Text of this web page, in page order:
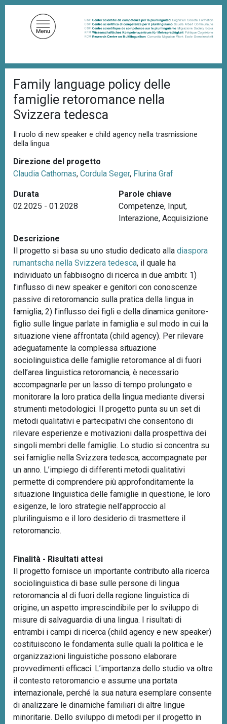
r
i
c
o
e
d
p
a
e
Family language policy delle
famiglie retoromance nella
Svizzera tedesca
Il ruolo di new speaker e child agency nella trasmissione
della lingua
Direzione del progetto
Claudia Cathomas, Cordula Seger, Flurina Graf
Durata
02.2025 - 01.2028
Parole chiave
Competenze, Input,
Interazione, Acquisizione
Descrizione
Il progetto si basa su uno studio dedicato alla diaspora
rumantscha nella Svizzera tedesca, il quale ha
individuato un fabbisogno di ricerca in due ambiti: 1)
l’influsso di new speaker e genitori con conoscenze
passive di retoromancio sulla pratica della lingua in
famiglia; 2) l’influsso dei figli e della dinamica genitore-
figlio sulle lingue parlate in famiglia e sul modo in cui la
situazione viene affrontata (child agency). Per rilevare
adeguatamente la complessa situazione
sociolinguistica delle famiglie retoromance al di fuori
dell’area linguistica retoromancia, è necessario
accompagnarle per un lasso di tempo prolungato e
monitorare la loro pratica della lingua mediante diversi
strumenti metodologici. Il progetto punta su un set di
metodi qualitativi e partecipativi che consentono di
rilevare esperienze e motivazioni dalla prospettiva dei
singoli membri delle famiglie. Lo studio si concentra su
sei famiglie nella Svizzera tedesca, accompagnate per
un anno. L’impiego di differenti metodi qualitativi
permette di comprendere più approfonditamente la
situazione linguistica delle famiglie in questione, le loro
esigenze, le loro strategie nell’approccio al
plurilinguismo e il loro desiderio di trasmettere il
retoromancio.
Finalità - Risultati attesi
Il progetto fornisce un importante contributo alla ricerca
sociolinguistica di base sulle persone di lingua
retoromancia al di fuori della regione linguistica di
origine, un aspetto imprescindibile per lo sviluppo di
misure di salvaguardia di una lingua. I risultati di
entrambi i campi di ricerca (child agency e new speaker)
costituiscono le fondamenta sulle quali la politica e le
organizzazioni linguistiche possono elaborare
provvedimenti efficaci. L’importanza dello studio va oltre
il contesto retoromancio e assume una portata
internazionale, perché la sua natura esemplare consente
di analizzare le dinamiche familiari di altre lingue
minoritarie. Dello sviluppo di metodi per il progetto in